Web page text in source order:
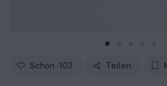
Schön 103 Teilen